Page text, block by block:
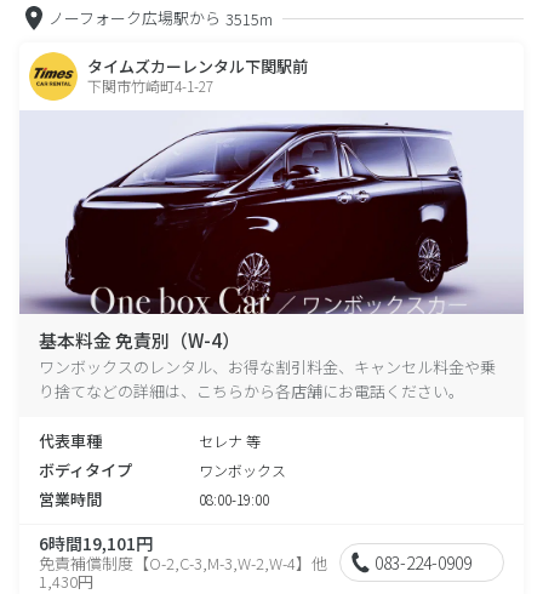
ノーフォーク広場駅から 3515m
タイムズカーレンタル下関駅前
下関市竹崎町4-1-27
基本料金 免責別（W-4）
ワンボックスのレンタル、お得な割引料金、キャンセル料金や乗
り捨てなどの詳細は、こちらから各店舗にお電話ください。
代表車種 セレナ 等
ボディタイプ ワンボックス
営業時間 08:00-19:00
6時間19,101円
免責補償制度【O-2,C-3,M-3,W-2,W-4】他
1,430円
083-224-0909